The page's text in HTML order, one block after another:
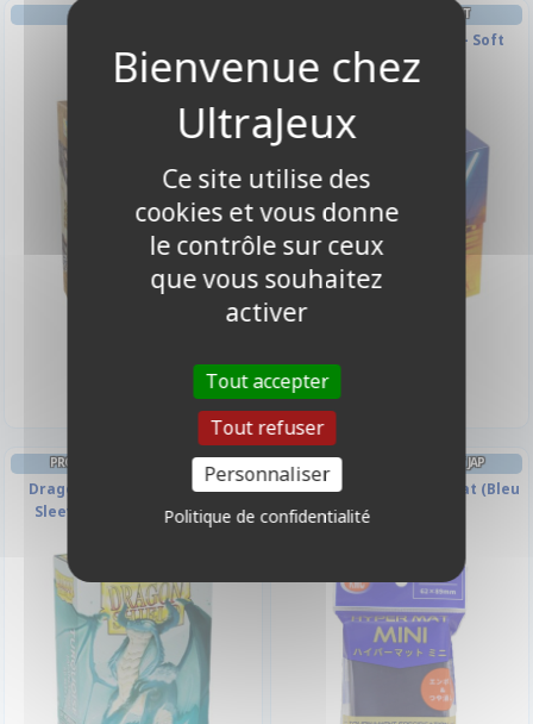
DECK BOX ET RANGEMENT
Étincelle de Rébellion - Soft
Crate Luke
PROTÈGES CARTES FORMAT JAP
Dragon Shield - 60 Japanese
Sleeves Matte - Turquoise
PROTÈGES CARTES FORMAT JAP
KMC - Mini Blue Hyper Mat (Bleu
& Matte par 60)
Ce site utilise des
cookies et vous donne
le contrôle sur ceux
que vous souhaitez
activer
Tout accepter
Tout refuser
Personnaliser
Politique de confidentialité